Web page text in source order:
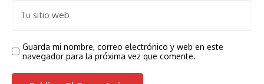
Guarda mi nombre, correo electrónico y web en este
navegador para la próxima vez que comente.